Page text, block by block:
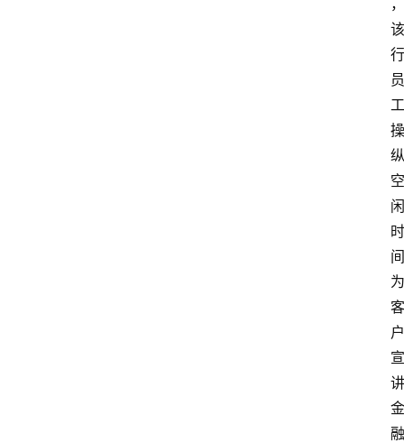
，
该
行
员
工
操
纵
空
闲
时
间
为
客
户
宣
讲
金
融